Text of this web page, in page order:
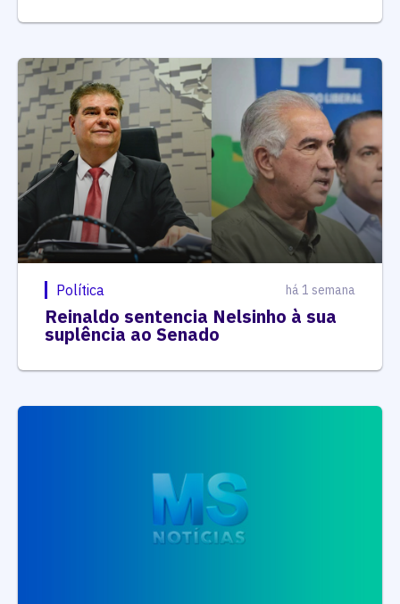
Política há 1 semana
Reinaldo sentencia Nelsinho à sua
suplência ao Senado